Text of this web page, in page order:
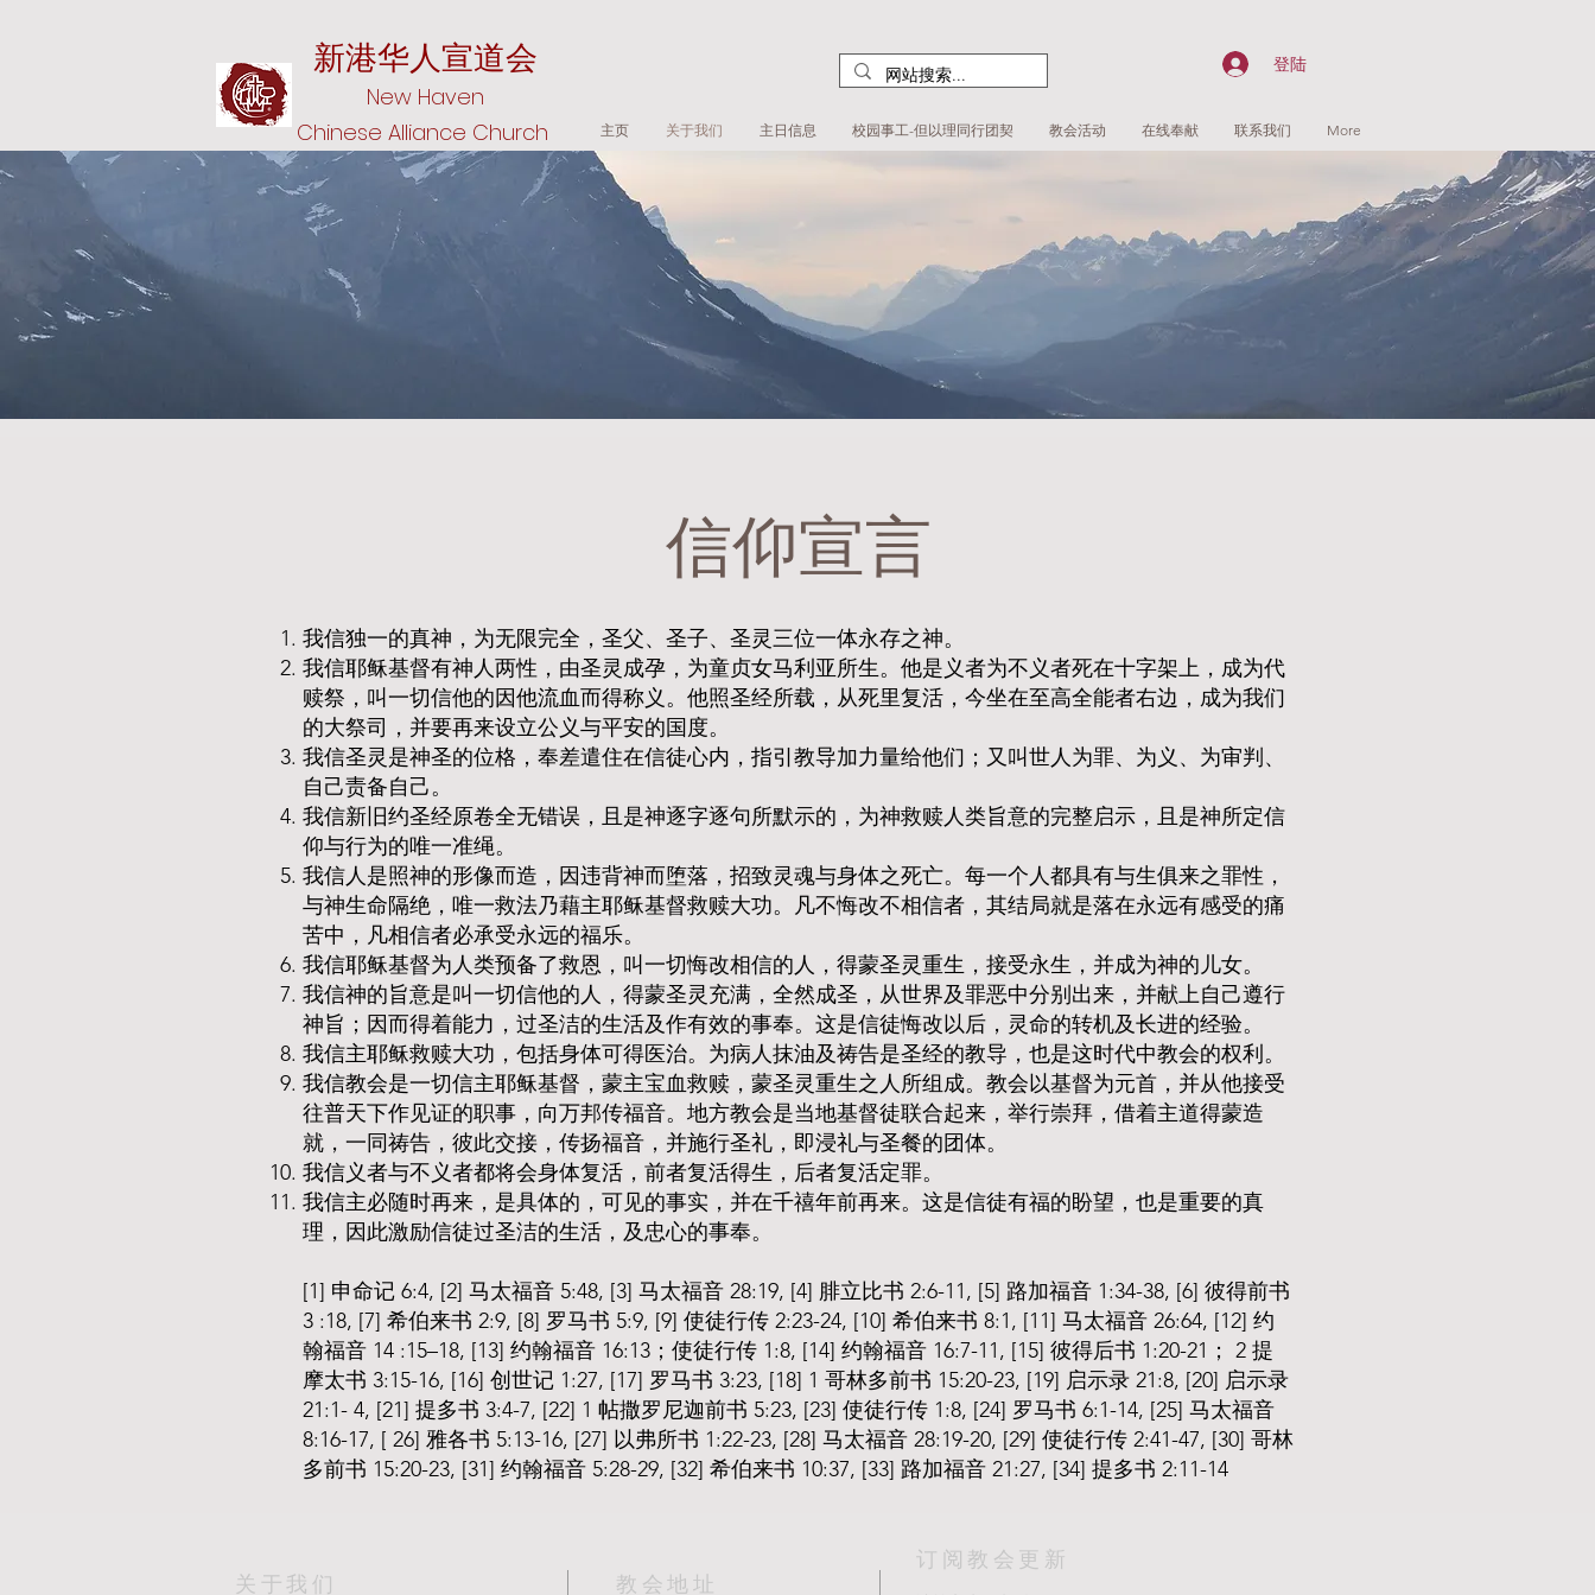
新港华人宣道会​
New Haven
Chinese Alliance Church
登陆
主页 关于我们 主日信息 校园事工-但以理同行团契 教会活动 在线奉献 联系我们 More
信仰宣言
我信独一的真神，为无限完全，圣父、圣子、圣灵三位一体永存之神。​
我信耶稣基督有神人两性，由圣灵成孕，为童贞女马利亚所生。他是义者为不义者死在十字架上，成为代
赎祭，叫一切信他的因他流血而得称义。他照圣经所载，从死里复活，今坐在至高全能者右边，成为我们
的大祭司，并要再来设立公义与平安的国度。
我信圣灵是神圣的位格，奉差遣住在信徒心内，指引教导加力量给他们；又叫世人为罪、为义、为审判、
自己责备自己。
我信新旧约圣经原卷全无错误，且是神逐字逐句所默示的，为神救赎人类旨意的完整启示，且是神所定信
仰与行为的唯一准绳。
我信人是照神的形像而造，因违背神而堕落，招致灵魂与身体之死亡。每一个人都具有与生俱来之罪性，
与神生命隔绝，唯一救法乃藉主耶稣基督救赎大功。凡不悔改不相信者，其结局就是落在永远有感受的痛
苦中，凡相信者必承受永远的福乐。
我信耶稣基督为人类预备了救恩，叫一切悔改相信的人，得蒙圣灵重生，接受永生，并成为神的儿女。
我信神的旨意是叫一切信他的人，得蒙圣灵充满，全然成圣，从世界及罪恶中分别出来，并献上自己遵行
神旨；因而得着能力，过圣洁的生活及作有效的事奉。这是信徒悔改以后，灵命的转机及长进的经验。
我信主耶稣救赎大功，包括身体可得医治。为病人抹油及祷告是圣经的教导，也是这时代中教会的权利。
我信教会是一切信主耶稣基督，蒙主宝血救赎，蒙圣灵重生之人所组成。教会以基督为元首，并从他接受
往普天下作见证的职事，向万邦传福音。地方教会是当地基督徒联合起来，举行崇拜，借着主道得蒙造
就，一同祷告，彼此交接，传扬福音，并施行圣礼，即浸礼与圣餐的团体。
我信义者与不义者都将会身体复活，前者复活得生，后者复活定罪。
我信主必随时再来，是具体的，可见的事实，并在千禧年前再来。这是信徒有福的盼望，也是重要的真
理，因此激励信徒过圣洁的生活，及忠心的事奉。
[1] 申命记 6:4, [2] 马太福音 5:48, [3] 马太福音 28:19, [4] 腓立比书 2:6-11, [5] 路加福音 1:34-38, [6] 彼得前书
3 :18, [7] 希伯来书 2:9, [8] 罗马书 5:9, [9] 使徒行传 2:23-24, [10] 希伯来书 8:1, [11] 马太福音 26:64, [12] 约
翰福音 14 :15–18, [13] 约翰福音 16:13；使徒行传 1:8, [14] 约翰福音 16:7-11, [15] 彼得后书 1:20-21； 2 提
摩太书 3:15-16, [16] 创世记 1:27, [17] 罗马书 3:23, [18] 1 哥林多前书 15:20-23, [19] 启示录 21:8, [20] 启示录
21:1- 4, [21] 提多书 3:4-7, [22] 1 帖撒罗尼迦前书 5:23, [23] 使徒行传 1:8, [24] 罗马书 6:1-14, [25] 马太福音
8:16-17, [ 26] 雅各书 5:13-16, [27] 以弗所书 1:22-23, [28] 马太福音 28:19-20, [29] 使徒行传 2:41-47, [30] 哥林
多前书 15:20-23, [31] 约翰福音 5:28-29, [32] 希伯来书 10:37, [33] 路加福音 21:27, [34] 提多书 2:11-14
​关于我们 教会地址
订阅教会更新